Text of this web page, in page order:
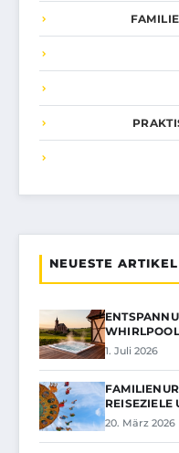
NEUESTE ARTIKEL
1. Juli 2026
REISEZIELE
20. März 2026